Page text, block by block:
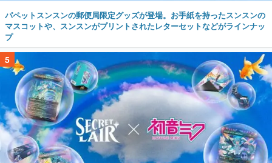
パペットスンスンの郵便局限定グッズが登場。お手紙を持ったスンスンの
マスコットや、スンスンがプリントされたレターセットなどがラインナッ
プ
5